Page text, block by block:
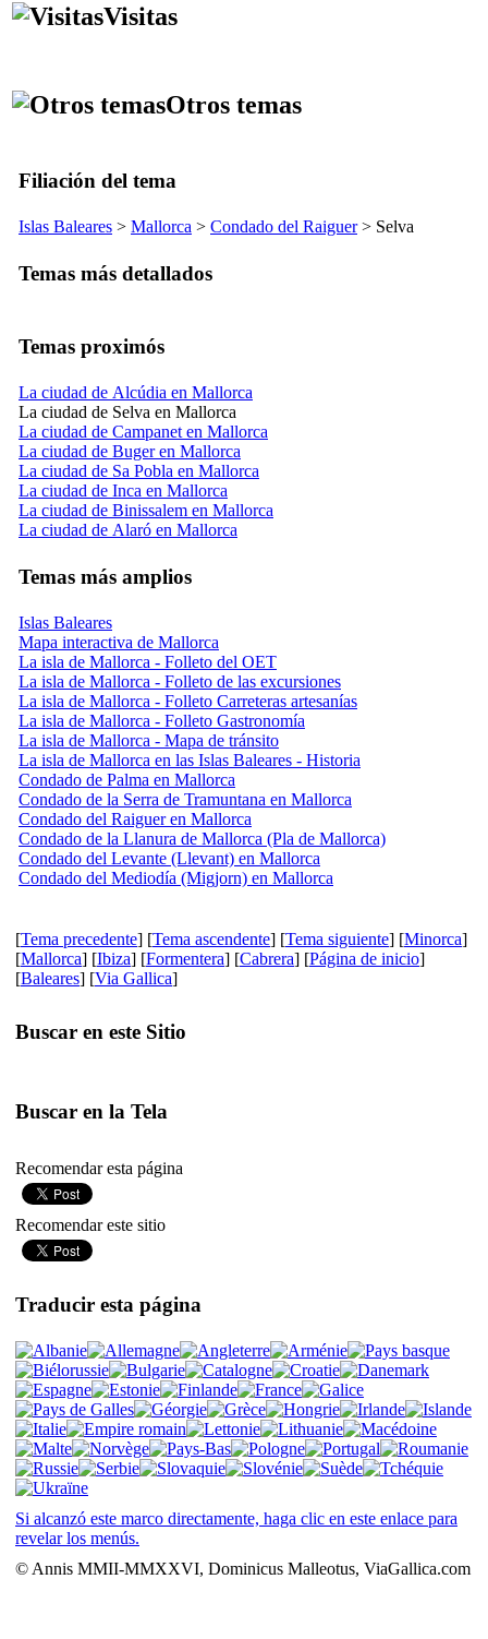
Visitas
Otros temas
Filiación del tema
Islas Baleares > Mallorca > Condado del Raiguer> Selva
Temas más detallados
Temas proximós
La ciudad de Alcúdia en Mallorca
La ciudad de Selva en Mallorca
La ciudad de Campanet en Mallorca
La ciudad de Buger en Mallorca
La ciudad de Sa Pobla en Mallorca
La ciudad de Inca en Mallorca
La ciudad de Binissalem en Mallorca
La ciudad de Alaró en Mallorca
Temas más amplios
Islas Baleares
Mapa interactiva de Mallorca
La isla de Mallorca - Folleto del OET
La isla de Mallorca - Folleto de las excursiones
La isla de Mallorca - Folleto Carreteras artesanías
La isla de Mallorca - Folleto Gastronomía
La isla de Mallorca - Mapa de tránsito
La isla de Mallorca en las Islas Baleares - Historia
Condado de Palma en Mallorca
Condado de la Serra de Tramuntana en Mallorca
Condado del Raiguer en Mallorca
Condado de la Llanura de Mallorca (Pla de Mallorca)
Condado del Levante (Llevant) en Mallorca
Condado del Mediodía (Migjorn) en Mallorca
[Tema precedente] [Tema ascendente] [Tema siguiente] [Minorca]
[Mallorca] [Ibiza] [Formentera] [Cabrera] [Página de inicio]
[Baleares] [Via Gallica]
Buscar en este Sitio
Buscar en la Tela
Recomendar esta página
Recomendar este sitio
Traducir esta página
Si alcanzó este marco directamente, haga clic en este enlace para
revelar los menús.
© Annis MMII-MMXXVI, Dominicus Malleotus, ViaGallica.com